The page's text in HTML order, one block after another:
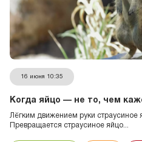
16 июня 10:35
Когда яйцо — не то, чем
Лёгким движением руки страусиное
Превращается страусиное яйцо...